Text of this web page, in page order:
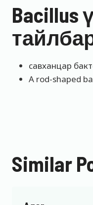
Bacillus
савханцар
A rod-shaped
Similar